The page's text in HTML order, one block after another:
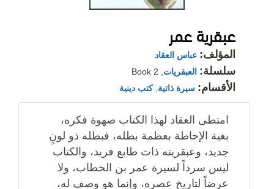
عبقرية عمر
المؤلف: عباس العقاد
سلسلة: العبقريات
الأقسام: سيرة ذاتية ,كتب دينية
امتطى العقاد لهذا الكتاب صهوة فكره،
بغية الإحاطة بعظمة بطله، فبطله ذو لونٍ
جديد، وعبقريته ذات طابع فريد، والكتاب
ليس سرداً لسيرة عمر بن الخطاب، ولا
عرضاً لتاريخ عصره، وإنما هو وصف له،